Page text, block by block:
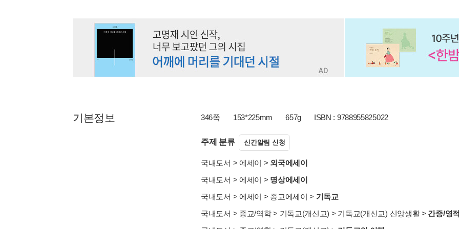
기본정보 346쪽 153*225mm 657g ISBN : 9788955825022
주제 분류 신간알림 신청
국내도서 > 에세이 > 외국에세이
국내도서 > 에세이 > 명상에세이
국내도서 > 에세이 > 종교에세이 > 기독교
국내도서 > 종교/역학> 기독교(개신교) > 기독교(개신교) 신앙생활> 간증/영